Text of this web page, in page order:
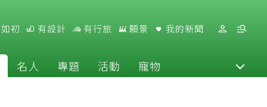
初 有設計 有行旅 願景 我的新聞
名人 專題 活動 寵物